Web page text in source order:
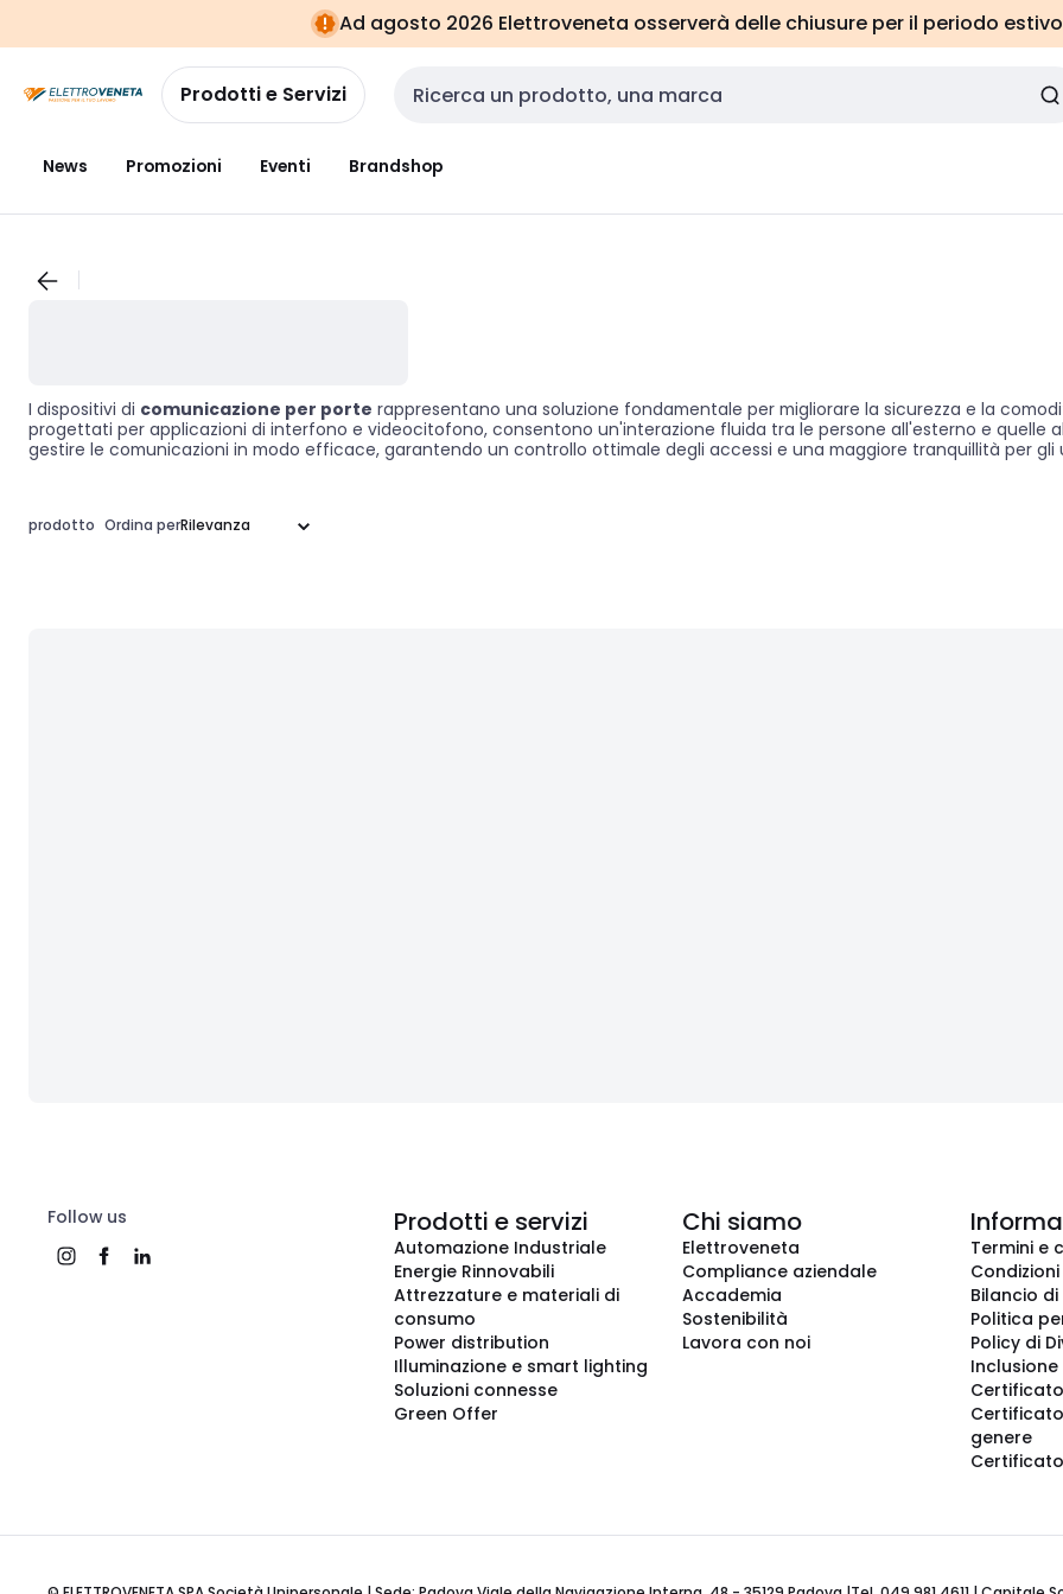
navigazionealla
pagina
Ad agosto 2026 Elettroveneta osserverà delle chiusure per il periodo
Prodotti e Servizi Cerca input
News Promozioni Eventi Brandshop
I dispositivi di comunicazione per porte rappresentano una soluzione fondamentale per migliorare la sicurezza e la
progettati per applicazioni di interfono e videocitofono, consentono un'interazione fluida tra le persone all'esterno e quelle
gestire le comunicazioni in modo efficace, garantendo un controllo ottimale degli accessi e una maggiore tranquillità per gli
prodotto Ordina per
Follow us Prodotti e servizi
Automazione Industriale
Energie Rinnovabili
Attrezzature e materiali di
consumo
Power distribution
Illuminazione e smart lighting
Soluzioni connesse
Green Offer
Chi siamo
Elettroveneta
Compliance aziendale
Accademia
Sostenibilità
Lavora con noi
Termini e
Bilancio
Politica
Policy di
Inclusione
genere
Certificato